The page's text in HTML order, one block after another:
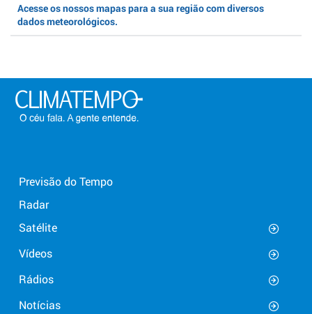
Acesse os nossos mapas para a sua região com diversos
dados meteorológicos.
Previsão do Tempo
Radar
Satélite
Vídeos
Rádios
Notícias